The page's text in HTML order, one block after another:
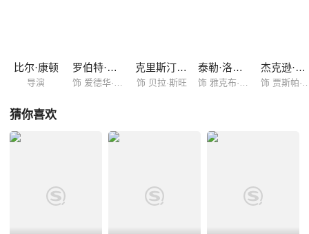
儿，一场撼动吸血鬼、狼人和人类世界的对决正悄悄来袭......
比尔·康顿
导演
罗伯特·帕丁森 克里斯汀·斯图尔特
饰 贝拉·斯旺
泰勒·洛特纳 杰克逊·拉斯波恩
猜你喜欢